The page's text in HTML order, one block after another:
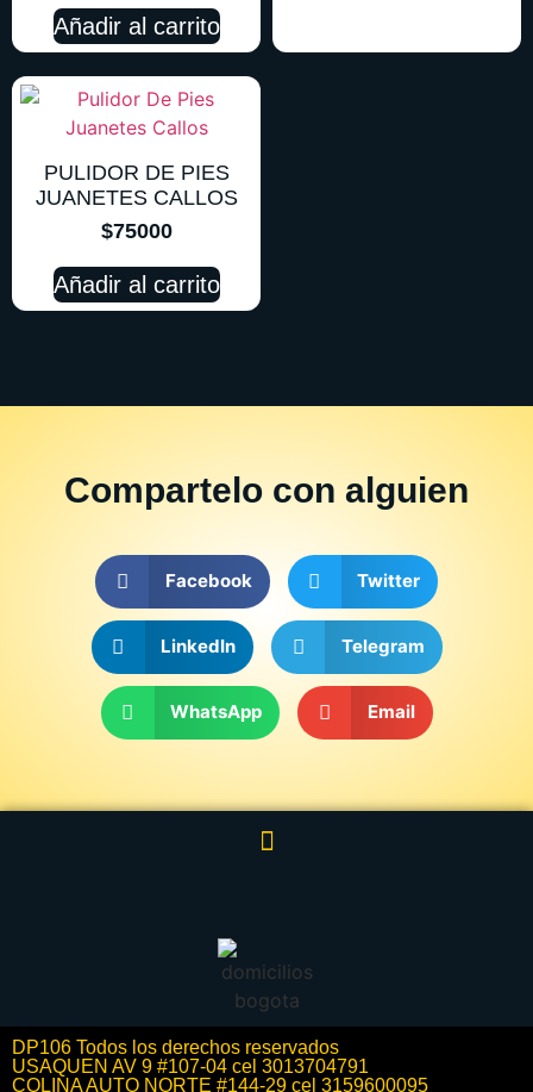
Añadir al carrito
PULIDOR DE PIES
JUANETES CALLOS
$75000
Añadir al carrito
Compartelo con alguien
Facebook Twitter
LinkedIn Telegram
WhatsApp Email
DP106 Todos los derechos reservados
USAQUEN AV 9 #107-04 cel 3013704791
COLINA AUTO NORTE #144-29 cel 3159600095